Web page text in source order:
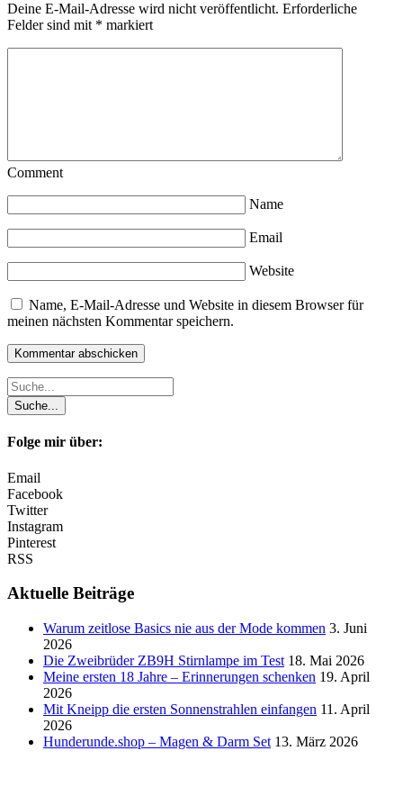
Deine E-Mail-Adresse wird nicht veröffentlicht. Erforderliche
Felder sind mit * markiert
Comment
Name
Email
Website
Name, E-Mail-Adresse und Website in diesem Browser für
meinen nächsten Kommentar speichern.
Folge mir über:
Email
Facebook
Twitter
Instagram
Pinterest
RSS
Aktuelle Beiträge
Warum zeitlose Basics nie aus der Mode kommen 3. Juni
2026
Die Zweibrüder ZB9H Stirnlampe im Test 18. Mai 2026
Meine ersten 18 Jahre – Erinnerungen schenken 19. April
2026
Mit Kneipp die ersten Sonnenstrahlen einfangen 11. April
2026
Hunderunde.shop – Magen & Darm Set 13. März 2026